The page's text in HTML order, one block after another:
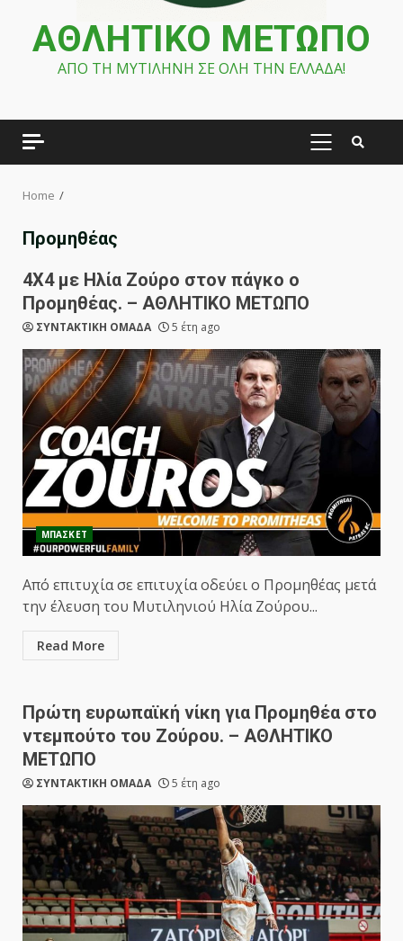
ΑΘΛΗΤΙΚΟ ΜΕΤΩΠΟ
ΑΠΟ ΤΗ ΜΥΤΙΛΗΝΗ ΣΕ ΟΛΗ ΤΗΝ ΕΛΛΑΔΑ!
PRIMARY
Home
Προμηθέας
4X4 με Ηλία Ζούρο στον πάγκο ο
Προμηθέας. – ΑΘΛΗΤΙΚΟ ΜΕΤΩΠΟ
ΣΥΝΤΑΚΤΙΚΗ ΟΜΑΔΑ 5 έτη ago
ΜΠΑΣΚΕΤ
Από επιτυχία σε επιτυχία οδεύει ο Προμηθέας μετά
την έλευση του Μυτιληνιού Ηλία Ζούρου...
Read More
Πρώτη ευρωπαϊκή νίκη για Προμηθέα στο
ντεμπούτο του Ζούρου. – ΑΘΛΗΤΙΚΟ
ΜΕΤΩΠΟ
ΣΥΝΤΑΚΤΙΚΗ ΟΜΑΔΑ 5 έτη ago